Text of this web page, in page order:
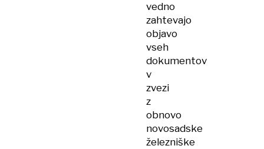
vedno
zahtevajo
objavo
vseh
dokumentov
v
zvezi
z
obnovo
novosadske
železniške